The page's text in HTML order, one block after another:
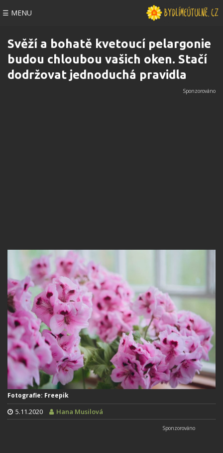
☰ MENU
Svěží a bohatě kvetoucí pelargonie
budou chloubou vašich oken. Stačí
dodržovat jednoduchá pravidla
Fotografie: Freepik
5.11.2020 Hana Musilová